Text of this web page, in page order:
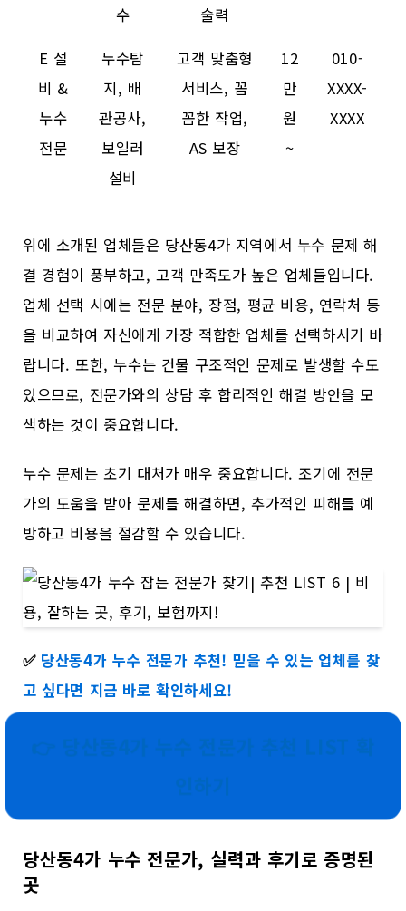
수
술력
E 설
비 &
누수
전문
누수탐
지, 배
관공사,
보일러
설비
고객 맞춤형
서비스, 꼼
꼼한 작업,
AS 보장
12
만
원
~
010-
XXXX-
XXXX
위에 소개된 업체들은 당산동4가 지역에서 누수 문제 해
결 경험이 풍부하고, 고객 만족도가 높은 업체들입니다.
업체 선택 시에는 전문 분야, 장점, 평균 비용, 연락처 등
을 비교하여 자신에게 가장 적합한 업체를 선택하시기 바
랍니다. 또한, 누수는 건물 구조적인 문제로 발생할 수도
있으므로, 전문가와의 상담 후 합리적인 해결 방안을 모
색하는 것이 중요합니다.
누수 문제는 초기 대처가 매우 중요합니다. 조기에 전문
가의 도움을 받아 문제를 해결하면, 추가적인 피해를 예
방하고 비용을 절감할 수 있습니다.
✅ 당산동4가 누수 전문가 추천! 믿을 수 있는 업체를 찾
고 싶다면 지금 바로 확인하세요!
당산동4가 누수 전문가, 실력과 후기로 증명된
곳